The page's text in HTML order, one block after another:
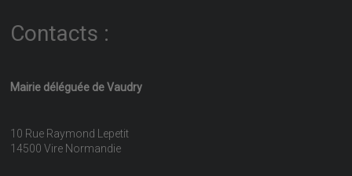
Contacts :
Mairie déléguée de Vaudry
10 Rue Raymond Lepetit
14500 Vire Normandie